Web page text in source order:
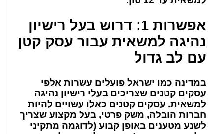
אפשרות 1: דרוש בעל רישיון
נהיגה למשאית עבור עסק קטן
עם לב גדול
במדינה כמו ישראל פועלים עשרות אלפי
עסקים קטנים שצריכים בעלי רישיון נהיגה
למשאית. עסקים קטנים כאלו עשויים להיות
חברות הובלה, משק פרטי, בעל מקצוע שצריך
לשנע מטענים באופן קבוע (לדוגמה מתקיני